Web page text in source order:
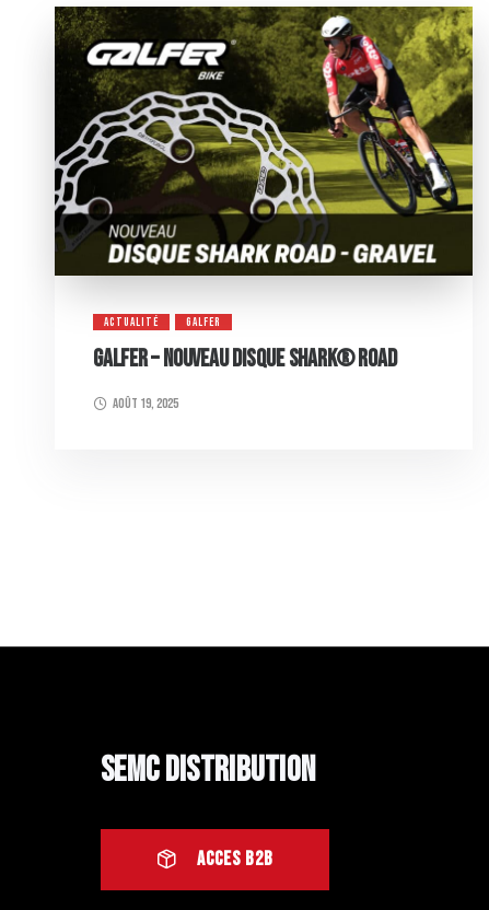
ACTUALITÉ GALFER
GALFER – NOUVEAU DISQUE SHARK® ROAD
août 19, 2025
SEMC Distribution
ACCES B2B